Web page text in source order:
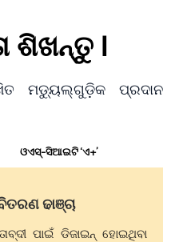
ଶିଖନ୍ତୁ I
ମଡ୍ୟୁଲ୍᠎᠎᠎ଗୁଡ଼ିକ ପ୍ରଦାନ
ଓଏସ୍-ସିଆଇଟି ‘ଏ+’
ଢାଞ୍ଚା
ପାଇଁ ଡିଜାଇନ୍ ହୋଇଥିବା